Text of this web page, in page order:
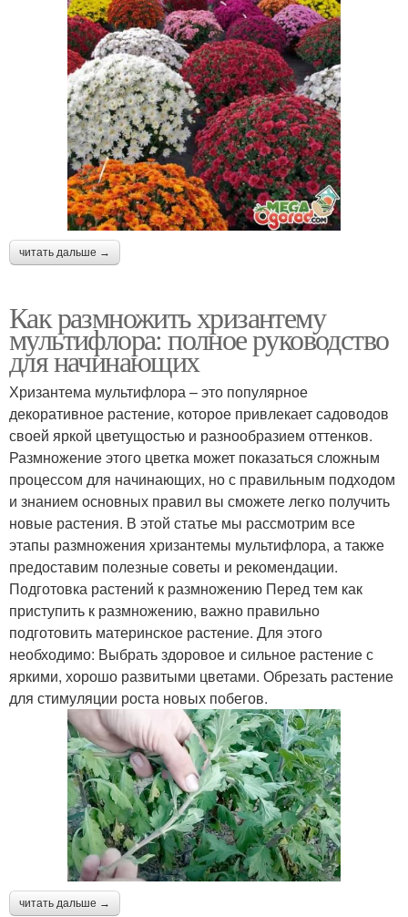
читать дальше →
Как размножить хризантему
мультифлора: полное руководство
для начинающих
Хризантема мультифлора – это популярное
декоративное растение, которое привлекает садоводов
своей яркой цветущостью и разнообразием оттенков.
Размножение этого цветка может показаться сложным
процессом для начинающих, но с правильным подходом
и знанием основных правил вы сможете легко получить
новые растения. В этой статье мы рассмотрим все
этапы размножения хризантемы мультифлора, а также
предоставим полезные советы и рекомендации.
Подготовка растений к размножению Перед тем как
приступить к размножению, важно правильно
подготовить материнское растение. Для этого
необходимо: Выбрать здоровое и сильное растение с
яркими, хорошо развитыми цветами. Обрезать растение
для стимуляции роста новых побегов.
читать дальше →